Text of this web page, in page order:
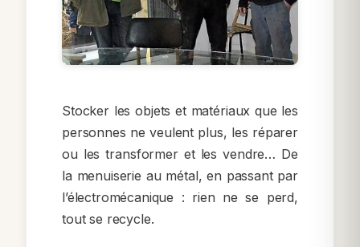
Stocker les objets et matériaux que les
personnes ne veulent plus, les réparer
ou les transformer et les vendre… De
la menuiserie au métal, en passant par
l’électromécanique : rien ne se perd,
tout se recycle.